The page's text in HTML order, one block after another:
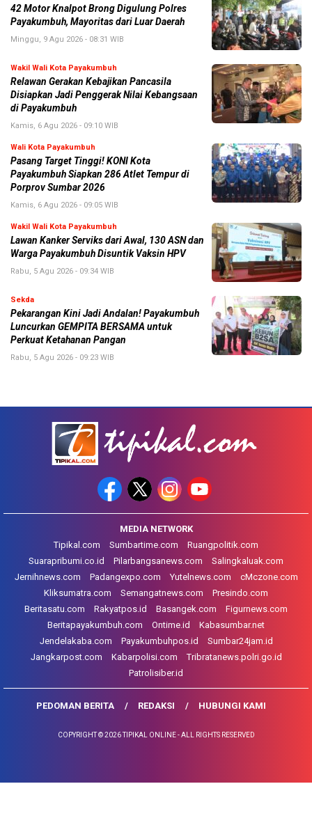
42 Motor Knalpot Brong Digulung Polres
Payakumbuh, Mayoritas dari Luar Daerah
Minggu, 9 Agu 2026 - 08:31 WIB
Wakil Wali Kota Payakumbuh
Relawan Gerakan Kebajikan Pancasila
Disiapkan Jadi Penggerak Nilai Kebangsaan
di Payakumbuh
Kamis, 6 Agu 2026 - 09:10 WIB
Wali Kota Payakumbuh
Pasang Target Tinggi! KONI Kota
Payakumbuh Siapkan 286 Atlet Tempur di
Porprov Sumbar 2026
Kamis, 6 Agu 2026 - 09:05 WIB
Wakil Wali Kota Payakumbuh
Lawan Kanker Serviks dari Awal, 130 ASN dan
Warga Payakumbuh Disuntik Vaksin HPV
Rabu, 5 Agu 2026 - 09:34 WIB
Sekda
Pekarangan Kini Jadi Andalan! Payakumbuh
Luncurkan GEMPITA BERSAMA untuk
Perkuat Ketahanan Pangan
Rabu, 5 Agu 2026 - 09:23 WIB
MEDIA NETWORK
Tipikal.com
Sumbartime.com
Ruangpolitik.com
Suarapribumi.co.id
Pilarbangsanews.com
Salingkaluak.com
Jernihnews.com
Padangexpo.com Yutelnews.com
cMczone.com
Kliksumatra.com
Semangatnews.com
Presindo.com
Beritasatu.com
Rakyatpos.id Basangek.com
Figurnews.com
Beritapayakumbuh.com
Ontime.id
Kabasumbar.net
Jendelakaba.com
Payakumbuhpos.id
Sumbar24jam.id
Jangkarpost.com
Kabarpolisi.com
Tribratanews.polri.go.id
Patrolisiber.id
PEDOMAN BERITA REDAKSI HUBUNGI KAMI
COPYRIGHT © 2026 TIPIKAL ONLINE - ALL RIGHTS RESERVED